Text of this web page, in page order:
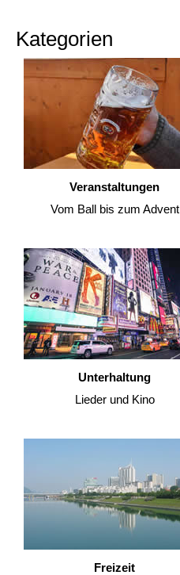
Kategorien
Veranstaltungen
Vom Ball bis zum Advent
Unterhaltung
Lieder und Kino
Freizeit